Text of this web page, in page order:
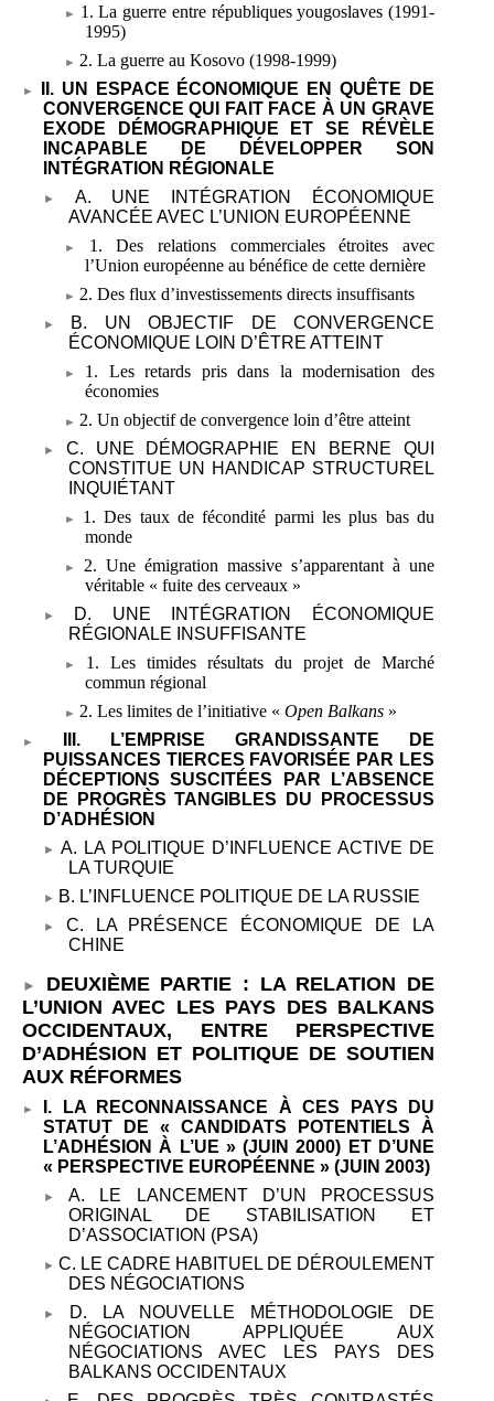
1. La guerre entre républiques yougoslaves (1991-
1995)
2. La guerre au Kosovo (1998-1999)
II. UN ESPACE ÉCONOMIQUE EN QUÊTE DE
CONVERGENCE QUI FAIT FACE À UN GRAVE
EXODE DÉMOGRAPHIQUE ET SE RÉVÈLE
INCAPABLE DE DÉVELOPPER SON
INTÉGRATION RÉGIONALE
A. UNE INTÉGRATION ÉCONOMIQUE
AVANCÉE AVEC L’UNION EUROPÉENNE
1. Des relations commerciales étroites avec
l’Union européenne au bénéfice de cette dernière
2. Des flux d’investissements directs insuffisants
B. UN OBJECTIF DE CONVERGENCE
ÉCONOMIQUE LOIN D’ÊTRE ATTEINT
1. Les retards pris dans la modernisation des
économies
2. Un objectif de convergence loin d’être atteint
C. UNE DÉMOGRAPHIE EN BERNE QUI
CONSTITUE UN HANDICAP STRUCTUREL
INQUIÉTANT
1. Des taux de fécondité parmi les plus bas du
monde
2. Une émigration massive s’apparentant à une
véritable « fuite des cerveaux »
D. UNE INTÉGRATION ÉCONOMIQUE
RÉGIONALE INSUFFISANTE
1. Les timides résultats du projet de Marché
commun régional
2. Les limites de l’initiative « Open Balkans »
III. L’EMPRISE GRANDISSANTE DE
PUISSANCES TIERCES FAVORISÉE PAR LES
DÉCEPTIONS SUSCITÉES PAR L’ABSENCE
DE PROGRÈS TANGIBLES DU PROCESSUS
D’ADHÉSION
A. LA POLITIQUE D’INFLUENCE ACTIVE DE
LA TURQUIE
B. L’INFLUENCE POLITIQUE DE LA RUSSIE
C. LA PRÉSENCE ÉCONOMIQUE DE LA
CHINE
DEUXIÈME PARTIE : LA RELATION DE
L’UNION AVEC LES PAYS DES BALKANS
OCCIDENTAUX, ENTRE PERSPECTIVE
D’ADHÉSION ET POLITIQUE DE SOUTIEN
AUX RÉFORMES
I. LA RECONNAISSANCE À CES PAYS DU
STATUT DE «
CANDIDATS POTENTIELS À
L’ADHÉSION À L’UE » (JUIN 2000) ET D’UNE
« PERSPECTIVE EUROPÉENNE » (JUIN 2003)
A. LE LANCEMENT D’UN PROCESSUS
ORIGINAL DE STABILISATION ET
D’ASSOCIATION (PSA)
C. LE CADRE HABITUEL DE DÉROULEMENT
DES NÉGOCIATIONS
D. LA NOUVELLE MÉTHODOLOGIE DE
NÉGOCIATION APPLIQUÉE AUX
NÉGOCIATIONS AVEC LES PAYS DES
BALKANS OCCIDENTAUX